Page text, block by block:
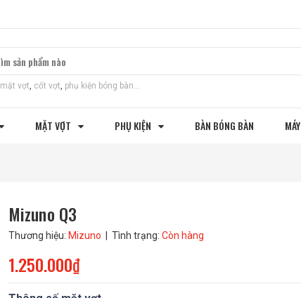
mặt vợt, cốt vợt, phụ kiện bóng bàn...
MẶT VỢT PHỤ KIỆN BÀN BÓNG BÀN
Mizuno Q3
Thương hiệu: Mizuno | Tình trạng: Còn hàng
1.250.000₫